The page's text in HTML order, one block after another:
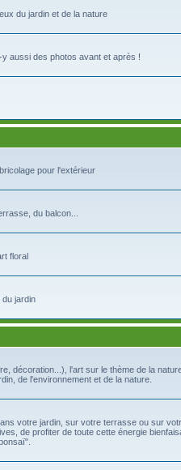
du jardin et de la nature
aussi des photos avant et après !
pour l'extérieur
du balcon...
floral
du jardin
décoration...), l'art sur le thème de la
de l'environnement et de la nature.
votre jardin, sur votre terrasse ou sur
de profiter de toute cette énergie